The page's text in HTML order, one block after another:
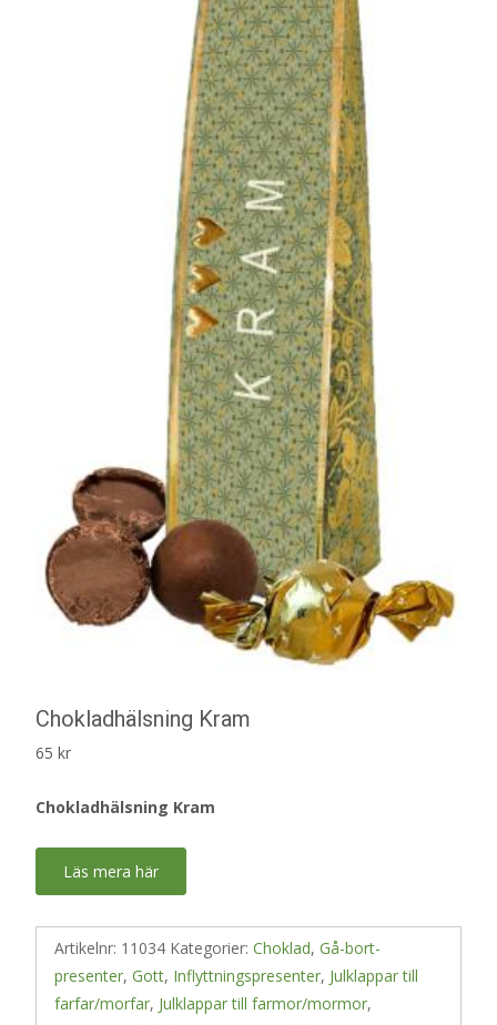
Chokladhälsning Kram
65 kr
Chokladhälsning Kram
Läs mera här
Artikelnr: 11034 Kategorier: Choklad, Gå-bort-
presenter, Gott, Inflyttningspresenter, Julklappar till
farfar/morfar, Julklappar till farmor/mormor,